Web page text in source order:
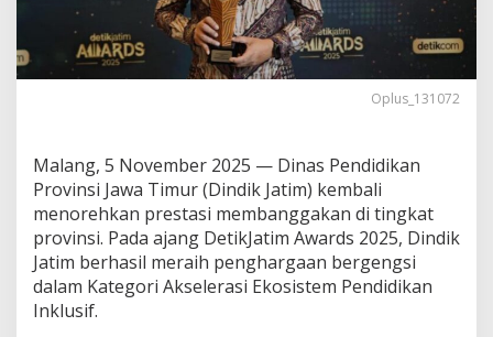
g
h
a
r
D
e
t
k
a
Oplus_131072
Malang, 5 November 2025 — Dinas Pendidikan
Provinsi Jawa Timur (Dindik Jatim) kembali
menorehkan prestasi membanggakan di tingkat
provinsi. Pada ajang DetikJatim Awards 2025, Dindik
Jatim berhasil meraih penghargaan bergengsi
dalam Kategori Akselerasi Ekosistem Pendidikan
Inklusif.